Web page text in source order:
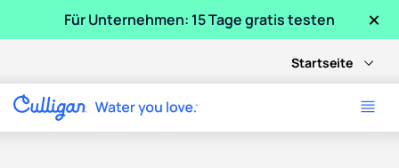
Für Unternehmen: 15 Tage gratis testen ×
Startseite